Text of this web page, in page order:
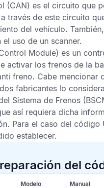
(CAN) es el circuito que
través de este circuito
del vehículo.
uso de un scanner.
Module) es un
activar los frenos de la
freno. Cabe mencionar
fabricantes lo
Sistema de Frenos
así requiera dicha
Para el caso del código
establecer.
del
Modelo Manual